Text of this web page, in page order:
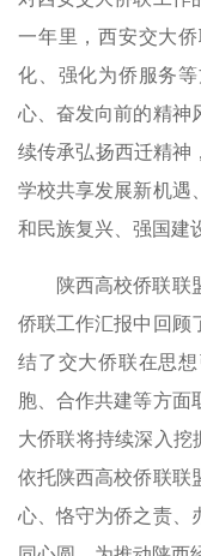
一年里，西安交大
化、强化为侨服务
心、奋发向前的精神
续传承弘扬西迁精神
学校共享发展新机遇
和民族复兴、强国建
陕西高校侨联联
侨联工作汇报中回顾
结了交大侨联在思
胞、合作共建等方面
大侨联将持续深入挖
依托陕西高校侨联联
心、恪守为侨之责、